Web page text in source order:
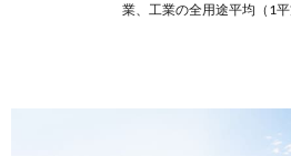
業、工業の全用途平均（1